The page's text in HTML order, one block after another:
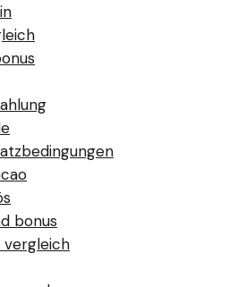
bonus
vergleich